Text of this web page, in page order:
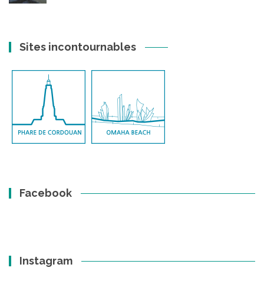
Sites incontournables
Facebook
Instagram